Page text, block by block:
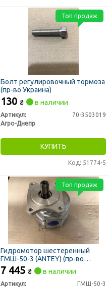
Болт регулировочный тормоза
(пр-во Украина)
130 ₴ в наличии
Артикул:
70-3503019
Агро-Днепр
КУПИТЬ
Код: 51774-5
Топ продаж
Гидромотор шестеренный
ГМШ-50-3 (ANTEY) (пр-во
Гидросила)
7 445 ₴ в наличии
Артикул: ГМШ-50-3
Топ продаж